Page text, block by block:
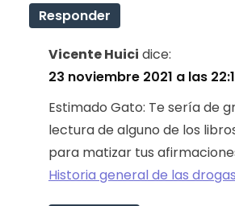
Responder
Vicente Huici dice:
23 noviembre 2021 a las
Estimado Gato: Te sería de
lectura de alguno de los
para matizar tus
Historia general de las